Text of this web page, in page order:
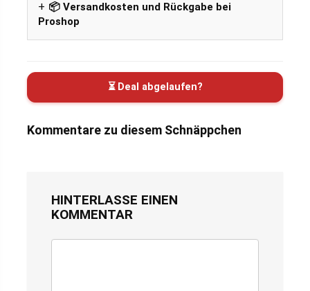
📦 Versandkosten und Rückgabe bei
Proshop
⏳ Deal abgelaufen?
Kommentare zu diesem Schnäppchen
HINTERLASSE EINEN
KOMMENTAR